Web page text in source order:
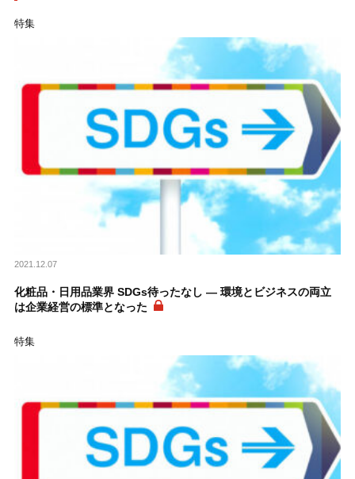
特集
2021.12.07
化粧品・日用品業界 SDGs待ったなし ― 環境とビジネスの両立
は企業経営の標準となった
特集